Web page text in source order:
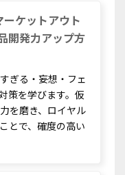
ーケットアウト
開発力アップ方
ぎる・妄想・フェ
策を学びます。仮
を磨き、ロイヤル
とで、確度の高い